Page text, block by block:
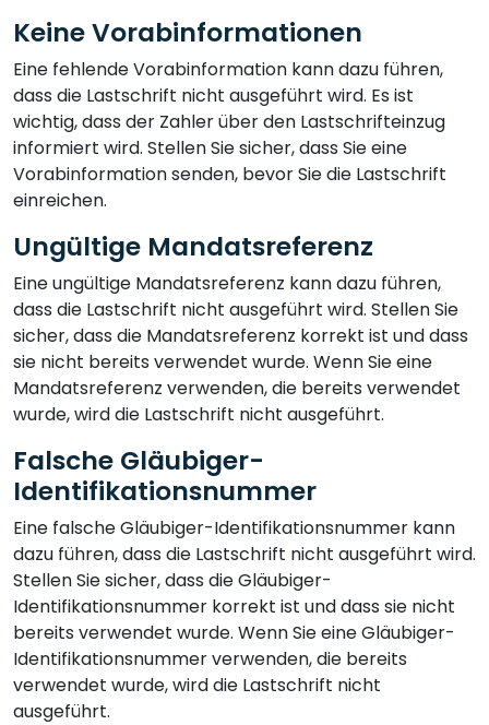
Keine Vorabinformationen
Eine fehlende Vorabinformation kann dazu führen,
dass die Lastschrift nicht ausgeführt wird. Es ist
wichtig, dass der Zahler über den Lastschrifteinzug
informiert wird. Stellen Sie sicher, dass Sie eine
Vorabinformation senden, bevor Sie die Lastschrift
einreichen.
Ungültige Mandatsreferenz
Eine ungültige Mandatsreferenz kann dazu führen,
dass die Lastschrift nicht ausgeführt wird. Stellen Sie
sicher, dass die Mandatsreferenz korrekt ist und dass
sie nicht bereits verwendet wurde. Wenn Sie eine
Mandatsreferenz verwenden, die bereits verwendet
wurde, wird die Lastschrift nicht ausgeführt.
Falsche Gläubiger-
Identifikationsnummer
Eine falsche Gläubiger-Identifikationsnummer kann
dazu führen, dass die Lastschrift nicht ausgeführt wird.
Stellen Sie sicher, dass die Gläubiger-
Identifikationsnummer korrekt ist und dass sie nicht
bereits verwendet wurde. Wenn Sie eine Gläubiger-
Identifikationsnummer verwenden, die bereits
verwendet wurde, wird die Lastschrift nicht
ausgeführt.